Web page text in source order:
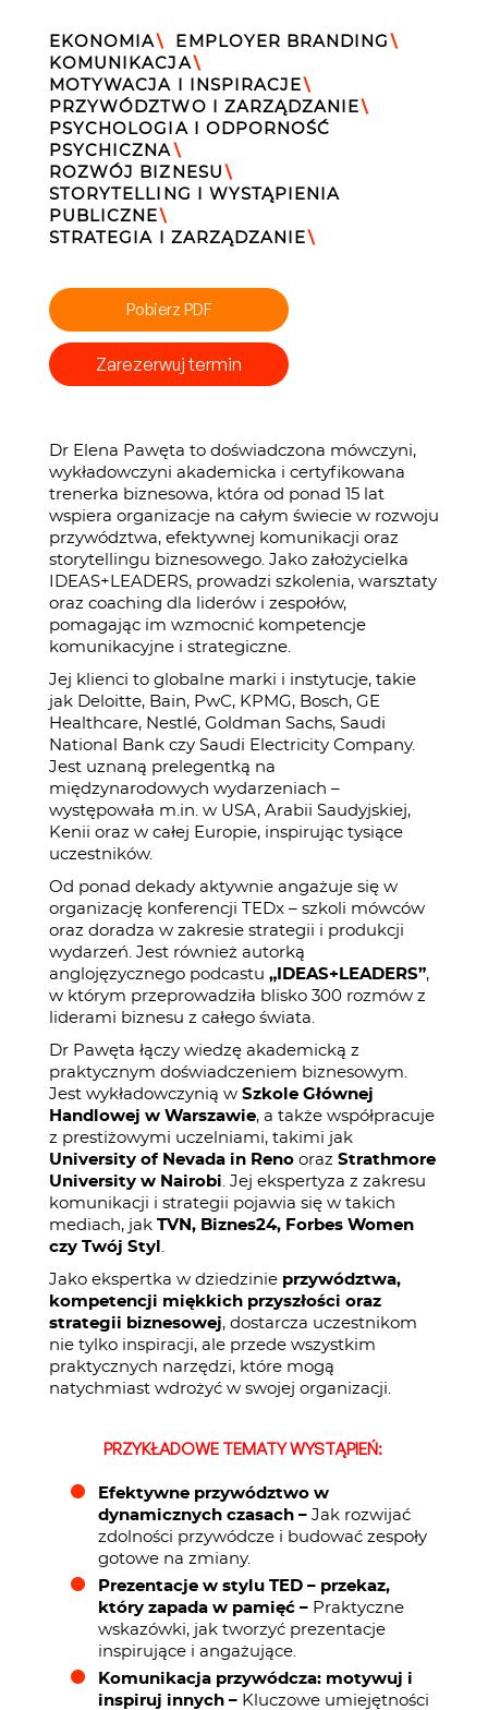
EKONOMIA\ EMPLOYER BRANDING \
KOMUNIKACJA\
MOTYWACJA I INSPIRACJE \
PRZYWÓDZTWO I ZARZĄDZANIE \
PSYCHOLOGIA I ODPORNOŚĆ
PSYCHICZNA \
ROZWÓJ BIZNESU \
STORYTELLING I WYSTĄPIENIA
PUBLICZNE \
STRATEGIA I ZARZĄDZANIE \
Pobierz PDF
Zarezerwuj termin
Dr Elena Pawęta to doświadczona mówczyni,
wykładowczyni akademicka i certyfikowana
trenerka biznesowa, która od ponad 15 lat
wspiera organizacje na całym świecie w rozwoju
przywództwa, efektywnej komunikacji oraz
storytellingu biznesowego. Jako założycielka
IDEAS+LEADERS, prowadzi szkolenia, warsztaty
oraz coaching dla liderów i zespołów,
pomagając im wzmocnić kompetencje
komunikacyjne i strategiczne.
Jej klienci to globalne marki i instytucje, takie
jak Deloitte, Bain, PwC, KPMG, Bosch, GE
Healthcare, Nestlé, Goldman Sachs, Saudi
National Bank czy Saudi Electricity Company.
Jest uznaną prelegentką na
międzynarodowych wydarzeniach –
występowała m.in. w USA, Arabii Saudyjskiej,
Kenii oraz w całej Europie, inspirując tysiące
uczestników.
Od ponad dekady aktywnie angażuje się w
organizację konferencji TEDx – szkoli mówców
oraz doradza w zakresie strategii i produkcji
wydarzeń. Jest również autorką
anglojęzycznego podcastu „IDEAS+LEADERS”,
w którym przeprowadziła blisko 300 rozmów z
liderami biznesu z całego świata.
Dr Pawęta łączy wiedzę akademicką z
praktycznym doświadczeniem biznesowym.
Jest wykładowczynią w Szkole Głównej
Handlowej w Warszawie, a także współpracuje
z prestiżowymi uczelniami, takimi jak
University of Nevada in Reno oraz Strathmore
University w Nairobi. Jej ekspertyza z zakresu
komunikacji i strategii pojawia się w takich
mediach, jak TVN, Biznes24, Forbes Women
czy Twój Styl .
Jako ekspertka w dziedzinie przywództwa,
kompetencji miękkich przyszłości oraz
strategii biznesowej, dostarcza uczestnikom
nie tylko inspiracji, ale przede wszystkim
praktycznych narzędzi, które mogą
natychmiast wdrożyć w swojej organizacji.
PRZYKŁADOWE TEMATY WYSTĄPIEŃ:
Efektywne przywództwo w
dynamicznych czasach – Jak rozwijać
zdolności przywódcze i budować zespoły
gotowe na zmiany.
Prezentacje w stylu TED – przekaz,
który zapada w pamięć – Praktyczne
wskazówki, jak tworzyć prezentacje
inspirujące i angażujące.
Komunikacja przywódcza: motywuj i
inspiruj innych – Kluczowe umiejętności